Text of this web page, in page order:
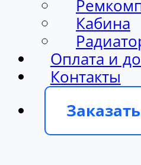
Кабина
Оплата и
Контакты